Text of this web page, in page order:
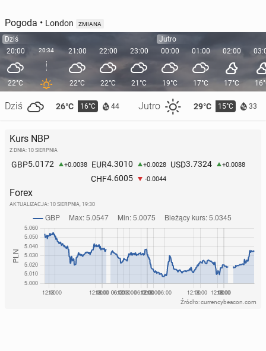
Pogoda • London ZMIANA
Dziś
20:00
22°C
Dziś 26°C 16°C 44 Jutro 29°C 15°C 33
20:34 21:00
22°C
22:00
22°C
23:00
21°C
Jutro
00:00
19°C
01:00
17°C
02:00
17°C
Kurs NBP
Z DNIA: 10 SIERPNIA
GBP5.0172 +0.0038 EUR4.3010 +0.0028 USD3.7324 +0.0088
CHF4.6005 -0.0044
Forex
AKTUALIZACJA: 10 SIERPNIA, 19:30
Źródło: currencybeacon.com